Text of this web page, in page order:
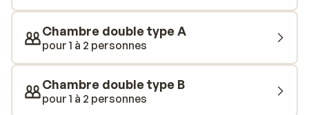
des touches chaleureuses de bois, des détails
industriels et de grandes baies vitrées offrant une vue
sur les montagnes. Les chambres, simples mais
intelligemment aménagées, proposent des options
d’amis ou les voyageurs solo. Après une journée sur les
pistes, détendez-vous dans le salon commun ou sur la
Chambre double type A
pour 1 à 2 personnes
Chambre double type B
pour 1 à 2 personnes